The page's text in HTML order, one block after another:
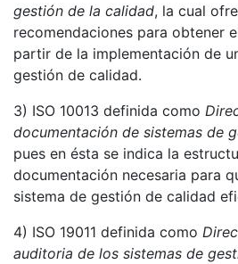
gestión de la calidad, la cual
recomendaciones para obtener
partir de la implementación de
gestión de calidad.
3) ISO 10013 definida como
documentación de sistemas de
pues en ésta se indica la
documentación necesaria para
sistema de gestión de calidad
4) ISO 19011 definida como
auditoria de los sistemas de